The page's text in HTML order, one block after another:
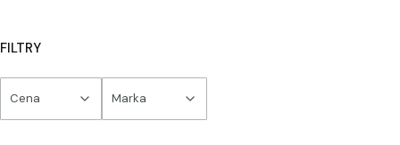
FILTRY
Cena Marka